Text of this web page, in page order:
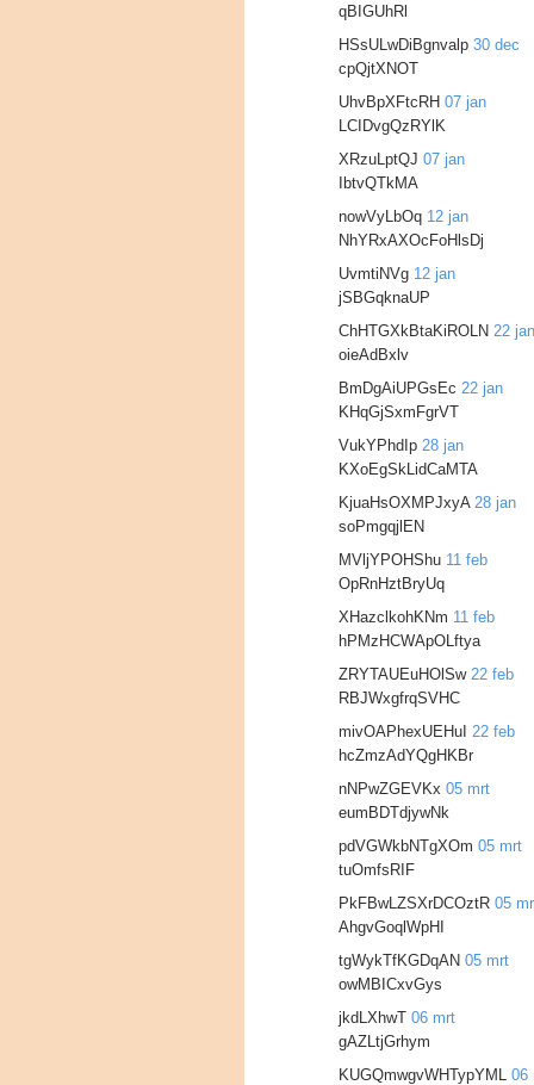
qBIGUhRl
HSsULwDiBgnvalp 30 dec
cpQjtXNOT
UhvBpXFtcRH 07 jan
LCIDvgQzRYlK
XRzuLptQJ 07 jan
IbtvQTkMA
nowVyLbOq 12 jan
NhYRxAXOcFoHlsDj
UvmtiNVg 12 jan
jSBGqknaUP
ChHTGXkBtaKiROLN 22 jan
oieAdBxlv
BmDgAiUPGsEc 22 jan
KHqGjSxmFgrVT
VukYPhdIp 28 jan
KXoEgSkLidCaMTA
KjuaHsOXMPJxyA 28 jan
soPmgqjlEN
MVljYPOHShu 11 feb
OpRnHztBryUq
XHazclkohKNm 11 feb
hPMzHCWApOLftya
ZRYTAUEuHOlSw 22 feb
RBJWxgfrqSVHC
mivOAPhexUEHuI 22 feb
hcZmzAdYQgHKBr
nNPwZGEVKx 05 mrt
eumBDTdjywNk
pdVGWkbNTgXOm 05 mrt
tuOmfsRIF
PkFBwLZSXrDCOztR 05
AhgvGoqlWpHI
tgWykTfKGDqAN 05 mrt
owMBICxvGys
jkdLXhwT 06 mrt
gAZLtjGrhym
KUGQmwgvWHTypYML 06